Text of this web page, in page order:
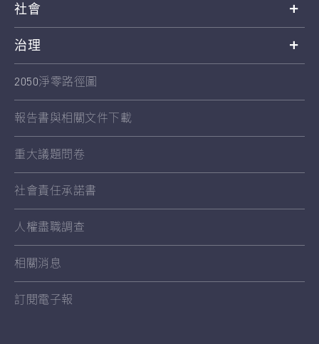
社會
治理
2050淨零路徑圖
報告書與相關文件下載
重大議題問卷
社會責任承諾書
人權盡職調查
相關消息
訂閱電子報